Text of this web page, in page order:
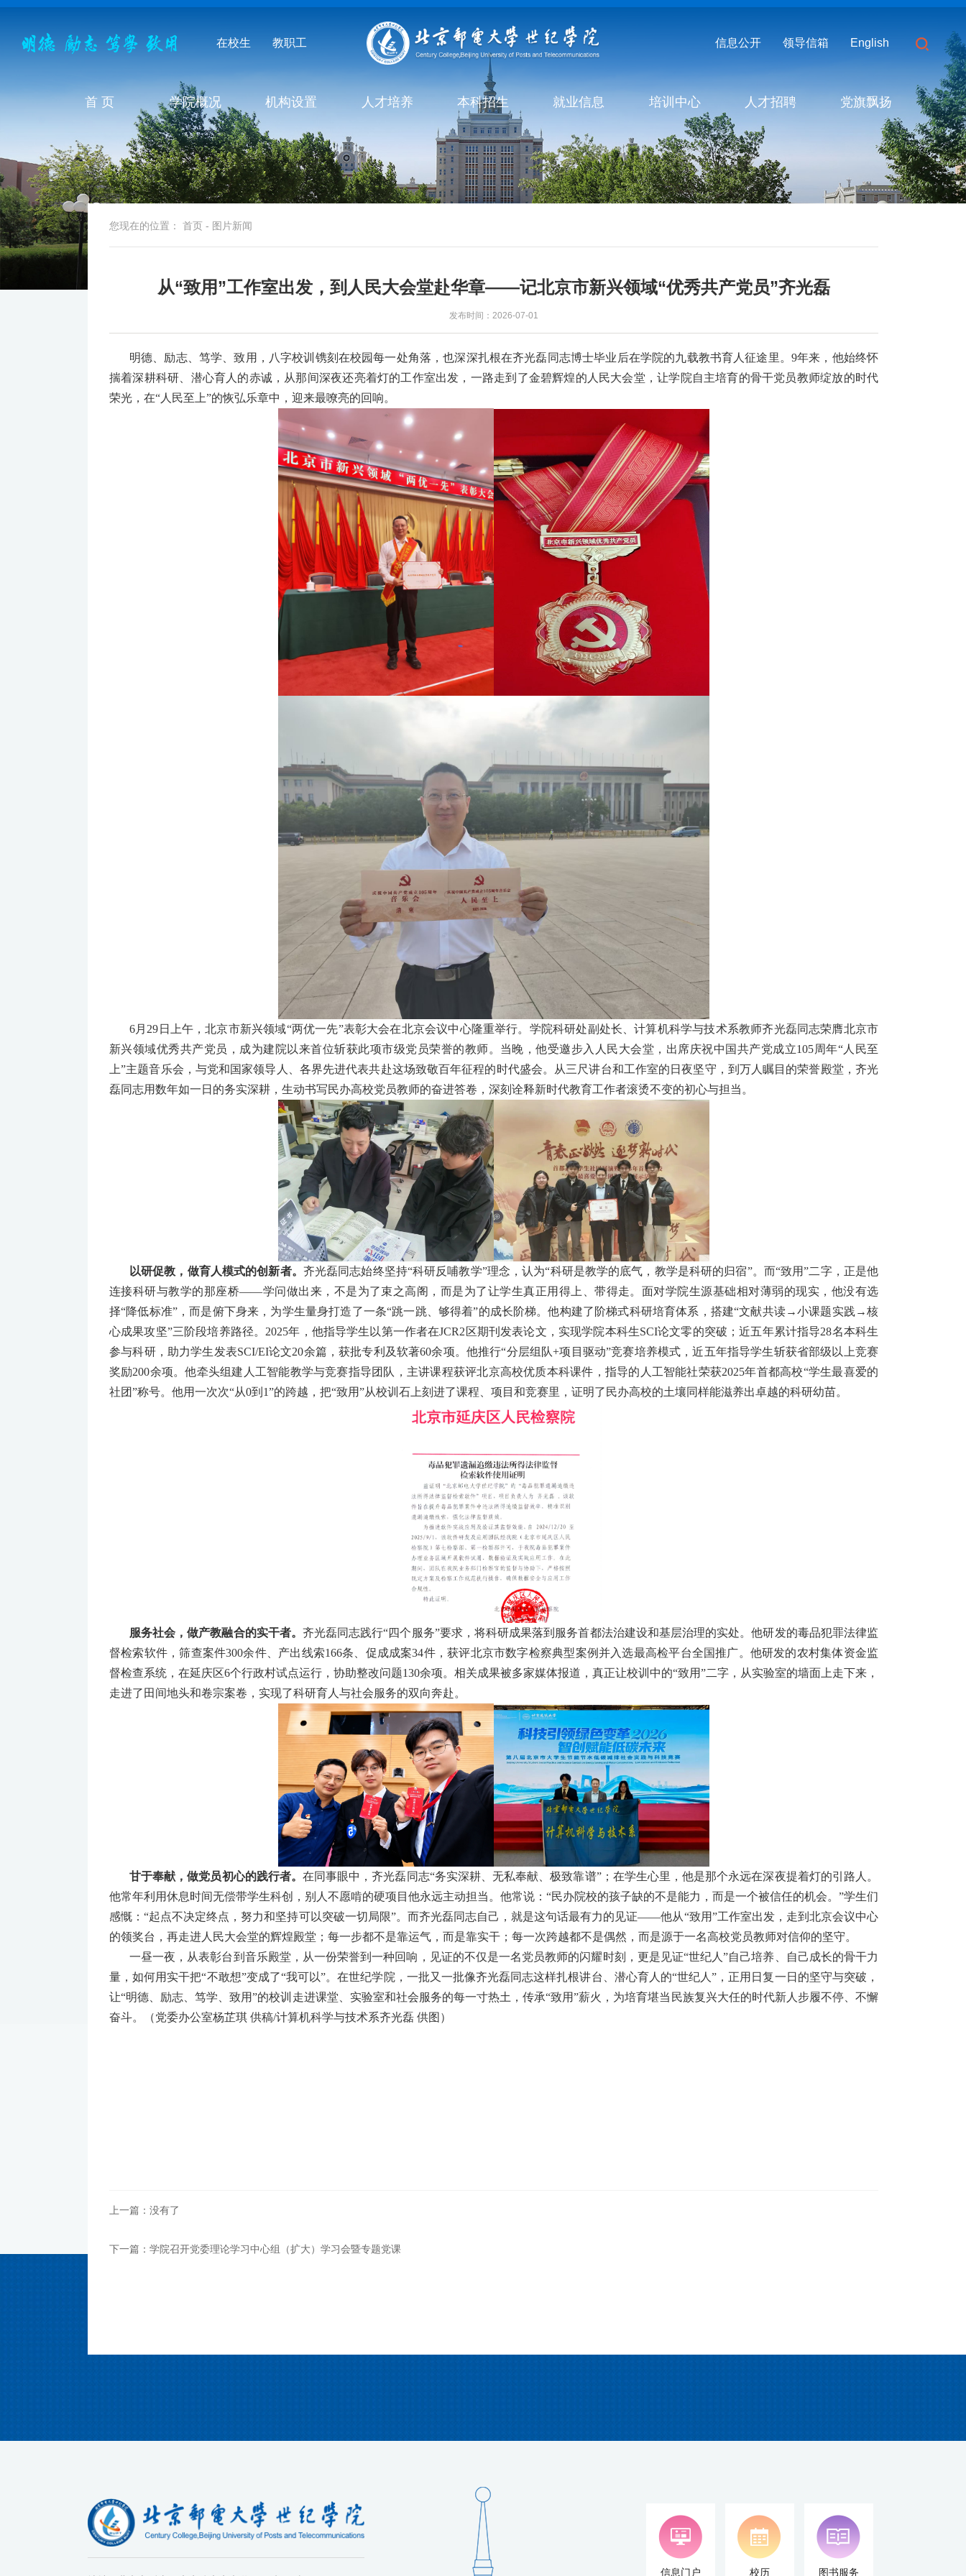
在校生 教职工 信息公开 领导信箱 English
首 页 学院概况 机构设置 人才培养 本科招生 就业信息 培训中心 人才招聘 党旗飘扬
您现在的位置： 首页 - 图片新闻
从“致用”工作室出发，到人民大会堂赴华章——记北京市新兴领域“优秀共产党员”齐光磊
发布时间：2026-07-01
明德、励志、笃学、致用，八字校训镌刻在校园每一处角落，也深深扎根在齐光磊同志博士毕业后在学院的九载教书育人征途里。9年来，他始终怀
揣着深耕科研、潜心育人的赤诚，从那间深夜还亮着灯的工作室出发，一路走到了金碧辉煌的人民大会堂，让学院自主培育的骨干党员教师绽放的时代
荣光，在“人民至上”的恢弘乐章中，迎来最嘹亮的回响。
6月29日上午，北京市新兴领域“两优一先”表彰大会在北京会议中心隆重举行。学院科研处副处长、计算机科学与技术系教师齐光磊同志荣膺北京市
新兴领域优秀共产党员，成为建院以来首位斩获此项市级党员荣誉的教师。当晚，他受邀步入人民大会堂，出席庆祝中国共产党成立105周年“人民至
上”主题音乐会，与党和国家领导人、各界先进代表共赴这场致敬百年征程的时代盛会。从三尺讲台和工作室的日夜坚守，到万人瞩目的荣誉殿堂，齐光
磊同志用数年如一日的务实深耕，生动书写民办高校党员教师的奋进答卷，深刻诠释新时代教育工作者滚烫不变的初心与担当。
以研促教，做育人模式的创新者。 齐光磊同志始终坚持“科研反哺教学”理念，认为“科研是教学的底气，教学是科研的归宿”。而“致用”二字，正是他
连接科研与教学的那座桥——学问做出来，不是为了束之高阁，而是为了让学生真正用得上、带得走。面对学院生源基础相对薄弱的现实，他没有选
择“降低标准”，而是俯下身来，为学生量身打造了一条“跳一跳、够得着”的成长阶梯。他构建了阶梯式科研培育体系，搭建“文献共读→小课题实践→核
心成果攻坚”三阶段培养路径。2025年，他指导学生以第一作者在JCR2区期刊发表论文，实现学院本科生SCI论文零的突破；近五年累计指导28名本科生
参与科研，助力学生发表SCI/EI论文20余篇，获批专利及软著60余项。他推行“分层组队+项目驱动”竞赛培养模式，近五年指导学生斩获省部级以上竞赛
奖励200余项。他牵头组建人工智能教学与竞赛指导团队，主讲课程获评北京高校优质本科课件，指导的人工智能社荣获2025年首都高校“学生最喜爱的
社团”称号。他用一次次“从0到1”的跨越，把“致用”从校训石上刻进了课程、项目和竞赛里，证明了民办高校的土壤同样能滋养出卓越的科研幼苗。
服务社会，做产教融合的实干者。 齐光磊同志践行“四个服务”要求，将科研成果落到服务首都法治建设和基层治理的实处。他研发的毒品犯罪法律监
督检索软件，筛查案件300余件、产出线索166条、促成成案34件，获评北京市数字检察典型案例并入选最高检平台全国推广。他研发的农村集体资金监
督检查系统，在延庆区6个行政村试点运行，协助整改问题130余项。相关成果被多家媒体报道，真正让校训中的“致用”二字，从实验室的墙面上走下来，
走进了田间地头和卷宗案卷，实现了科研育人与社会服务的双向奔赴。
甘于奉献，做党员初心的践行者。 在同事眼中，齐光磊同志“务实深耕、无私奉献、极致靠谱”；在学生心里，他是那个永远在深夜提着灯的引路人。
他常年利用休息时间无偿带学生科创，别人不愿啃的硬项目他永远主动担当。他常说：“民办院校的孩子缺的不是能力，而是一个被信任的机会。”学生们
感慨：“起点不决定终点，努力和坚持可以突破一切局限”。而齐光磊同志自己，就是这句话最有力的见证——他从“致用”工作室出发，走到北京会议中心
的领奖台，再走进人民大会堂的辉煌殿堂；每一步都不是靠运气，而是靠实干；每一次跨越都不是偶然，而是源于一名高校党员教师对信仰的坚守。
一昼一夜，从表彰台到音乐殿堂，从一份荣誉到一种回响，见证的不仅是一名党员教师的闪耀时刻，更是见证“世纪人”自己培养、自己成长的骨干力
量，如何用实干把“不敢想”变成了“我可以”。在世纪学院，一批又一批像齐光磊同志这样扎根讲台、潜心育人的“世纪人”，正用日复一日的坚守与突破，
让“明德、励志、笃学、致用”的校训走进课堂、实验室和社会服务的每一寸热土，传承“致用”薪火，为培育堪当民族复兴大任的时代新人步履不停、不懈
奋斗。（党委办公室杨芷琪 供稿/计算机科学与技术系齐光磊 供图）
上一篇：没有了
下一篇：学院召开党委理论学习中心组（扩大）学习会暨专题党课
信息门户 校历 图书服务